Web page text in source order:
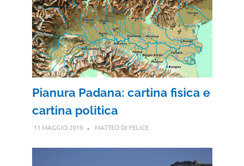
Pianura Padana: cartina fisica e
cartina politica
11 MAGGIO 2019 MATTEO DI FELICE